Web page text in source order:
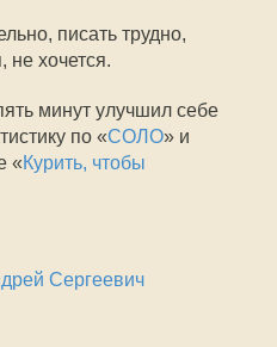
писать трудно,
не хочется.
минут улучшил себе
по «СОЛО» и
«Курить, чтобы
Сергеевич